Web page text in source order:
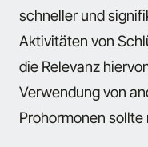
schneller und
Aktivitäten von
die Relevanz
Verwendung von
Prohormonen